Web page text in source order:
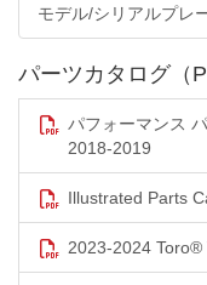
モデル/シリアルプレ
パーツカタログ（
パフォーマンス
2018-2019
Illustrated Parts
2023-2024 Toro®